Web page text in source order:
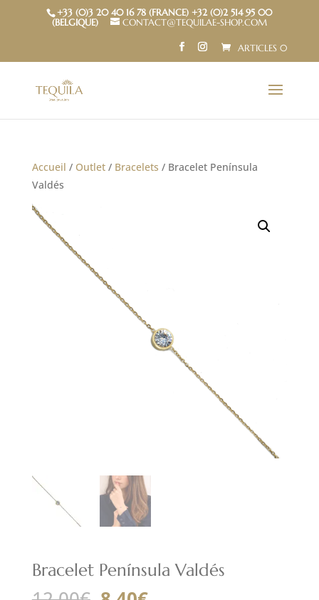
+33 (0)3 20 40 16 78 (FRANCE) +32 (0)2 514 95 00
(BELGIQUE)
CONTACT@TEQUILAE-SHOP.COM
ARTICLES 0
Accueil / Outlet/ Bracelets / Bracelet Península
Valdés
Bracelet Península Valdés